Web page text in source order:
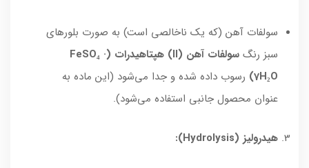
سولفات آهن (که یک ناخالصی است) به صورت بلورهای
سبز رنگ
سولفات آهن (II) هپتاهیدرات (FeSO₄ ·
7H₂O) رسوب داده شده و جدا می‌شود (این ماده به
عنوان محصول جانبی استفاده می‌شود).
هیدرولیز (Hydrolysis):